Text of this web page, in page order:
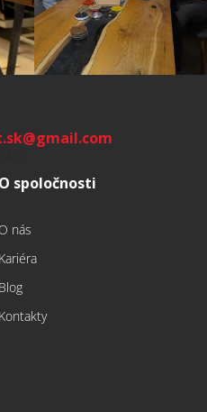
@gmail.com
O spoločnosti
O nás
Kariéra
Blog
Kontakty